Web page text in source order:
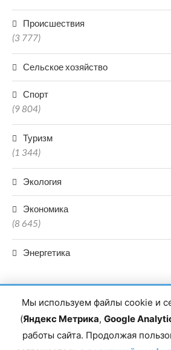
Происшествия
(3 777)
Сельское хозяйство
Спорт
(9 804)
Туризм
(1 344)
Экология
Экономика
(8 645)
Энергетика
Главный редактор сетевого издания
Мы используем файлы cookie и
(Яндекс Метрика, Google
работы сайта. Продолжая